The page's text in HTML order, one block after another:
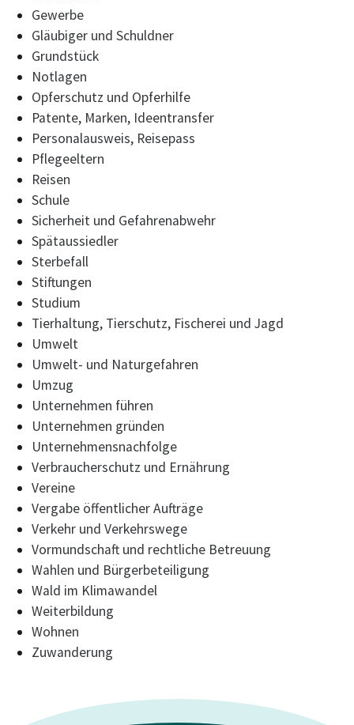
Gewerbe
Gläubiger und Schuldner
Grundstück
Notlagen
Opferschutz und Opferhilfe
Patente, Marken, Ideentransfer
Personalausweis, Reisepass
Pflegeeltern
Reisen
Schule
Sicherheit und Gefahrenabwehr
Spätaussiedler
Sterbefall
Stiftungen
Studium
Tierhaltung, Tierschutz, Fischerei und Jagd
Umwelt
Umwelt- und Naturgefahren
Umzug
Unternehmen führen
Unternehmen gründen
Unternehmensnachfolge
Verbraucherschutz und Ernährung
Vereine
Vergabe öffentlicher Aufträge
Verkehr und Verkehrswege
Vormundschaft und rechtliche Betreuung
Wahlen und Bürgerbeteiligung
Wald im Klimawandel
Weiterbildung
Wohnen
Zuwanderung